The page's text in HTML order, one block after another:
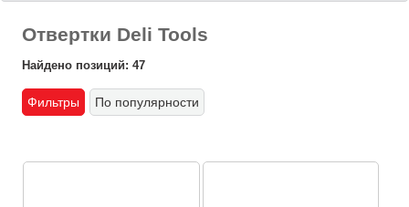
Отвертки Deli Tools
Найдено позиций: 47
Фильтры По популярности